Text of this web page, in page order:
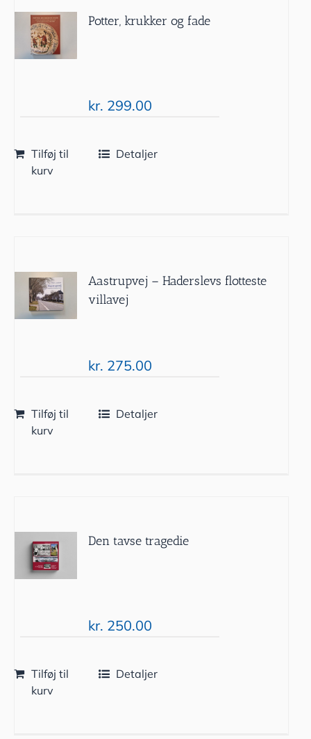
Potter, krukker og fade
kr. 299.00
Tilføj til
kurv
Detaljer
Aastrupvej – Haderslevs flotteste
villavej
kr. 275.00
Tilføj til
kurv
Detaljer
Den tavse tragedie
kr. 250.00
Tilføj til
kurv
Detaljer